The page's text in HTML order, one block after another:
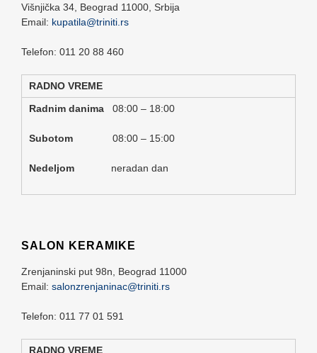
Višnjička 34, Beograd 11000, Srbija
Email: kupatila@triniti.rs
Telefon: 011 20 88 460
RADNO VREME
Radnim danima 08:00 – 18:00
Subotom 08:00 – 15:00
Nedeljom neradan dan
SALON KERAMIKE
Zrenjaninski put 98n, Beograd 11000
Email: salonzrenjaninac@triniti.rs
Telefon: 011 77 01 591
RADNO VREME